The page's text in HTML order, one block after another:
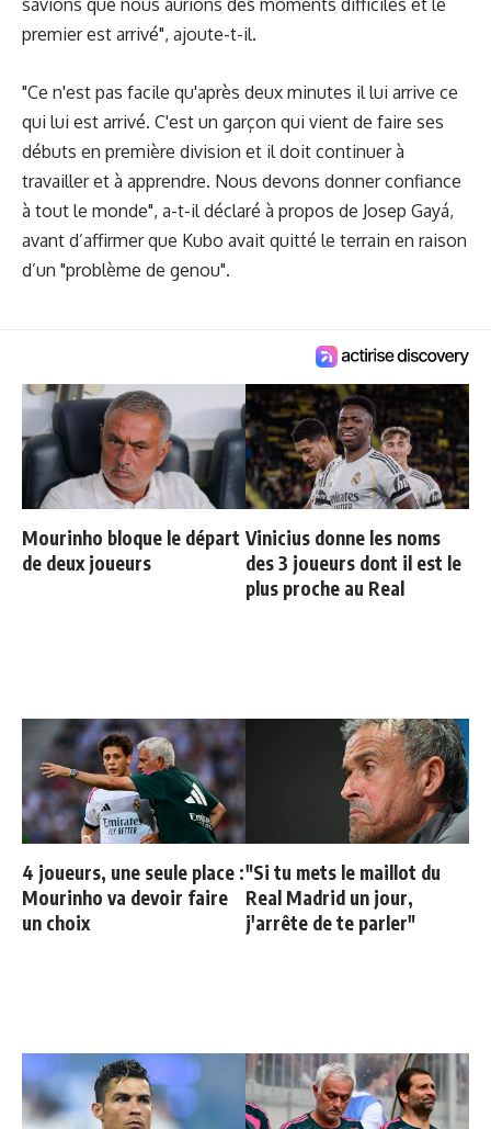
savions que nous aurions des moments difficiles et le
premier est arrivé", ajoute-t-il.
"Ce n'est pas facile qu'après deux minutes il lui arrive ce
qui lui est arrivé. C'est un garçon qui vient de faire ses
débuts en première division et il doit continuer à
travailler et à apprendre. Nous devons donner confiance
à tout le monde", a-t-il déclaré à propos de Josep Gayá,
avant d’affirmer que Kubo avait quitté le terrain en raison
d’un "problème de genou".
Mourinho bloque le départ
de deux joueurs
Vinicius donne les noms
des 3 joueurs dont il est le
plus proche au Real
4 joueurs, une seule place :
Mourinho va devoir faire
un choix
"Si tu mets le maillot du
Real Madrid un jour,
j'arrête de te parler"